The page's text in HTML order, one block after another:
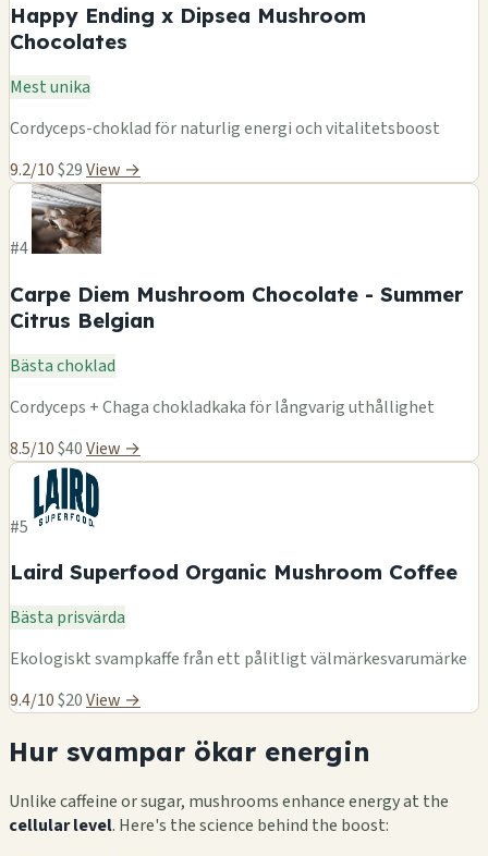
Happy Ending x Dipsea Mushroom
Chocolates
Mest unika
Cordyceps-choklad för naturlig energi och vitalitetsboost
9.2/10$29View →
#4
Carpe Diem Mushroom Chocolate - Summer
Citrus Belgian
Bästa choklad
Cordyceps + Chaga chokladkaka för långvarig uthållighet
8.5/10$40View →
#5
Laird Superfood Organic Mushroom Coffee
Bästa prisvärda
Ekologiskt svampkaffe från ett pålitligt välmärkesvarumärke
9.4/10$20View →
Hur svampar ökar energin
Unlike caffeine or sugar, mushrooms enhance energy at the
cellular level. Here's the science behind the boost: